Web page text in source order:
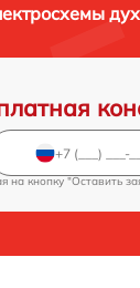
на кнопку "Оставить